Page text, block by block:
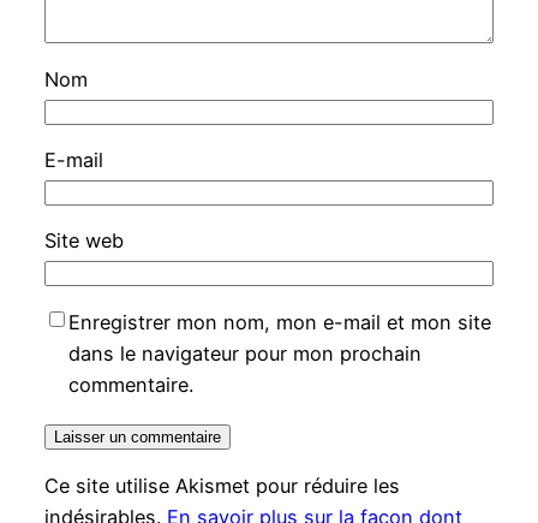
Nom
E-mail
Site web
Enregistrer mon nom, mon e-mail et mon site
dans le navigateur pour mon prochain
commentaire.
Ce site utilise Akismet pour réduire les
indésirables. En savoir plus sur la façon dont